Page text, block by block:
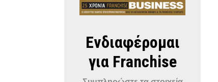
Ενδιαφέρομαι
για Franchise